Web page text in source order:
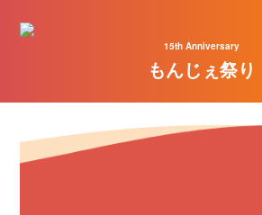
15th Anniversary
もんじぇ祭り